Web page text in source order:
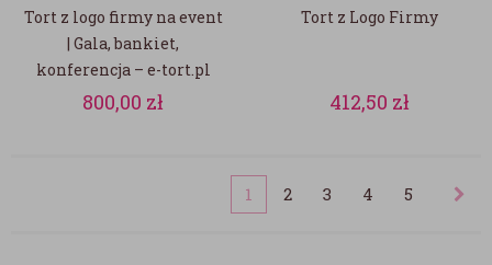
Tort z logo firmy na event
| Gala, bankiet,
konferencja – e-tort.pl
800,00 zł
Tort z Logo Firmy
412,50 zł
1 2 3 4 5